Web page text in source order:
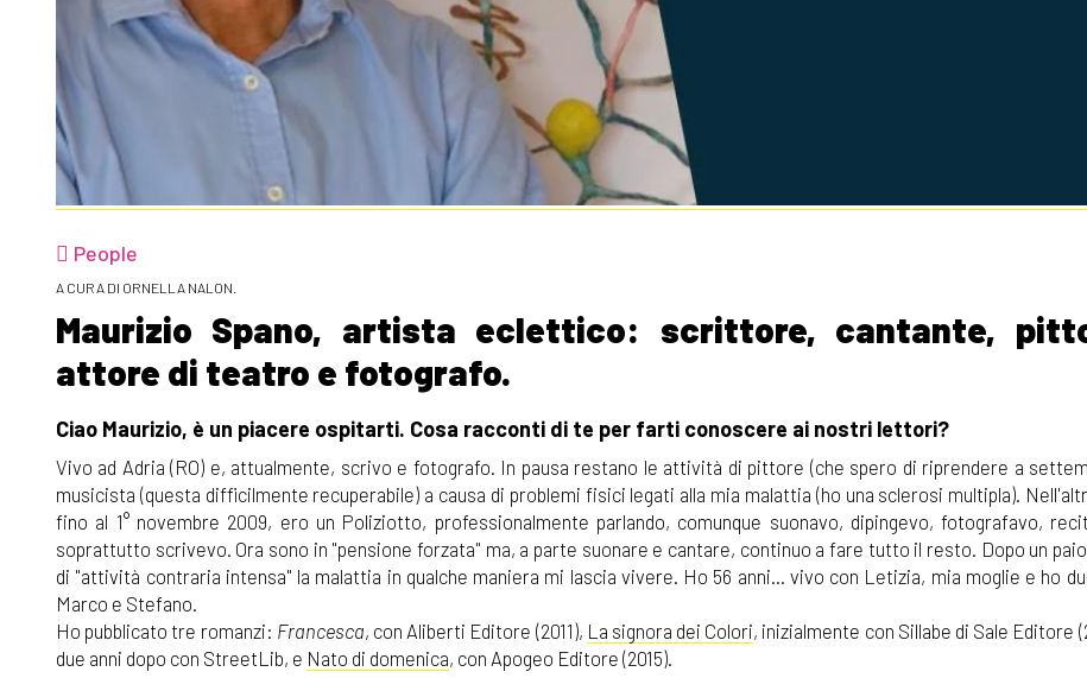
People
A CURA DI ORNELLA NALON.
Maurizio Spano, artista eclettico: scrittore, cantante,
attore di teatro e fotografo.
Ciao Maurizio, è un piacere ospitarti. Cosa racconti di te per farti conoscere ai nostri lettori?
Vivo ad Adria (RO) e, attualmente, scrivo e fotografo. In pausa restano le attività di pittore (che spero di riprendere a
musicista (questa difficilmente recuperabile) a causa di problemi fisici legati alla mia malattia (ho una sclerosi multipla).
fino al 1° novembre 2009, ero un Poliziotto, professionalmente parlando, comunque suonavo, dipingevo, fotografavo,
soprattutto scrivevo. Ora sono in "pensione forzata" ma, a parte suonare e cantare, continuo a fare tutto il resto. Dopo un
di "attività contraria intensa" la malattia in qualche maniera mi lascia vivere. Ho 56 anni... vivo con Letizia, mia moglie e ho
Marco e Stefano.
Ho pubblicato tre romanzi: Francesca, con Aliberti Editore (2011), La signora dei Colori, inizialmente con Sillabe di Sale Editore
due anni dopo con StreetLib, e Nato di domenica, con Apogeo Editore (2015).